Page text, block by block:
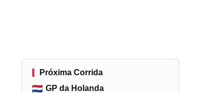
Próxima Corrida
GP da Holanda